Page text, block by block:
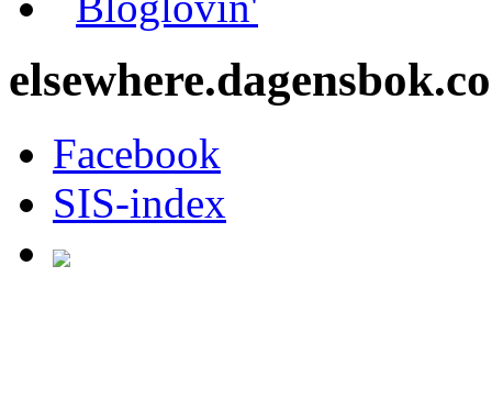
Facebook
SIS-index